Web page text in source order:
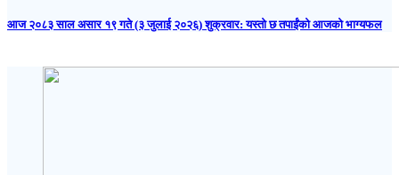
आज २०८३ साल असार १९ गते (३ जुलाई २०२६) शुक्रवार: यस्तो छ तपाईंको आजको भाग्यफल